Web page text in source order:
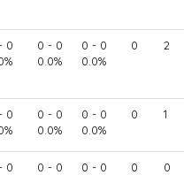
0
0 - 0
0.0%
0 - 0
0.0%
0 2
0
0 - 0
0.0%
0 - 0
0.0%
0 1
0
0 - 0
0 - 0
0 0